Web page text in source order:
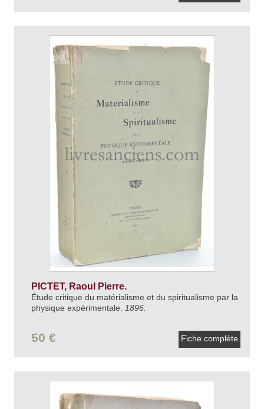
PICTET, Raoul Pierre.
Étude critique du matérialisme et du spiritualisme par la
physique expérimentale.
1896.
50 € Fiche complète